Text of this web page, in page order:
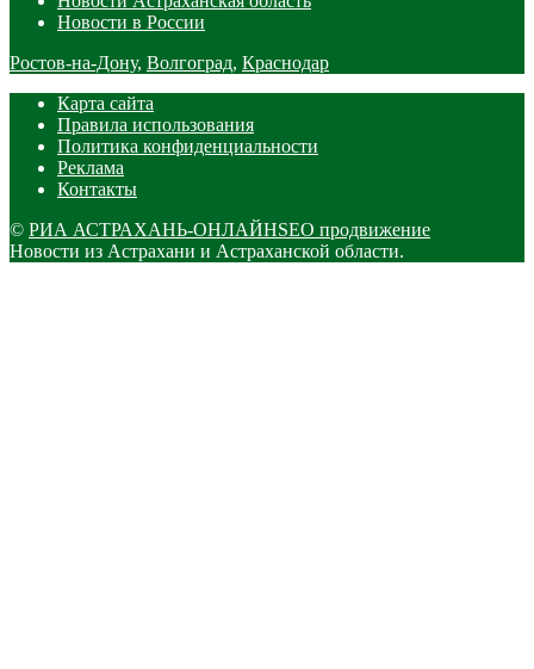
Новости в России
Ростов-на-Дону, Волгоград, Краснодар
Карта сайта
Правила использования
Политика конфиденциальности
Реклама
Контакты
© РИА АСТРАХАНЬ-ОНЛАЙНSEO продвижение
Новости из Астрахани и Астраханской области.